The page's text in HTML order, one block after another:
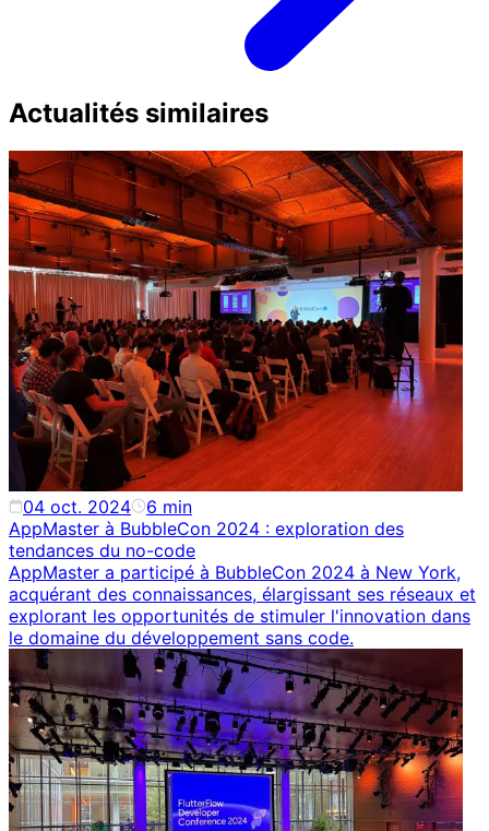
Actualités similaires
04 oct. 2024 6 min
AppMaster à BubbleCon 2024 : exploration des
tendances du no-code
AppMaster a participé à BubbleCon 2024 à New York,
acquérant des connaissances, élargissant ses réseaux et
explorant les opportunités de stimuler l'innovation dans
le domaine du développement sans code.